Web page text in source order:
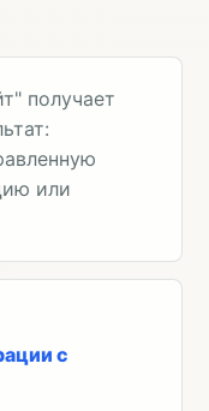
получает
или
с